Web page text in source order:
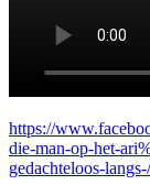
https://
die-man-op-het-
gedachteloos-